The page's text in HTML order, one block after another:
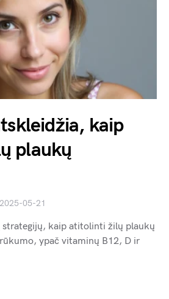
kaip
plaukų
2025-05-21
strategijų, kaip atitolinti žilų plaukų
ypač vitaminų B12, D ir